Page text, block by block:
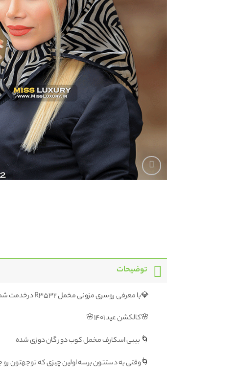
توضیحات
💎با معرفی روسری مزونی مخمل R3532 درخدمت شما هستیم
🌸کالکشن عید ۱۴۰۱🌸
🌀 بیبی اسکارف مخمل کوب دور گان دوزی شده
🌀وقتی به دستتون برسه اولین چیزی که توجهتون